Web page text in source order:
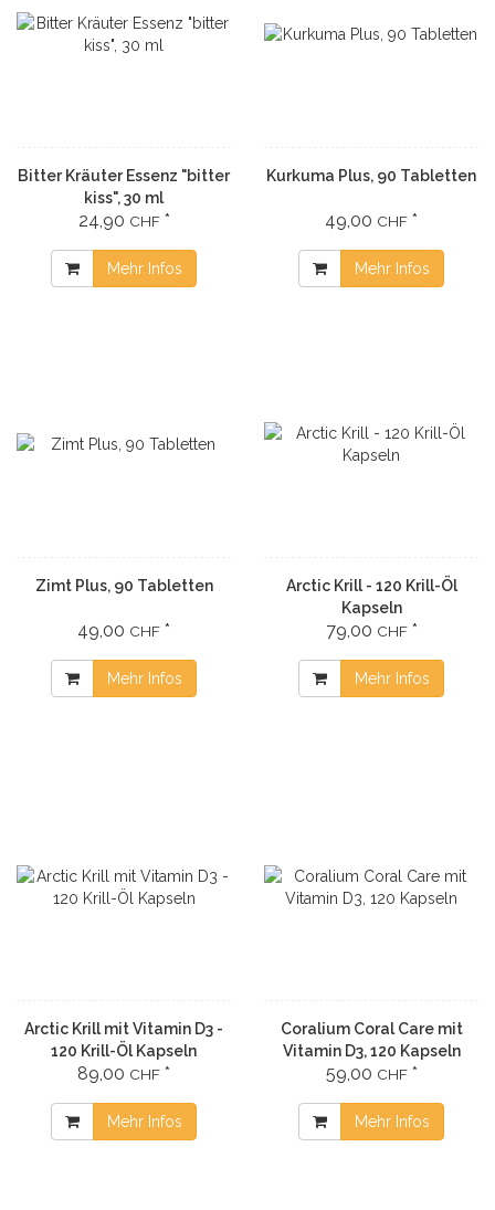
Bitter Kräuter Essenz "bitter
kiss", 30 ml
24,90 CHF*
Mehr Infos
Kurkuma Plus, 90 Tabletten
49,00 CHF *
Mehr Infos
Zimt Plus, 90 Tabletten
49,00 CHF *
Mehr Infos
Arctic Krill - 120 Krill-Öl
Kapseln
79,00 CHF*
Mehr Infos
Arctic Krill mit Vitamin D3 -
120 Krill-Öl Kapseln
89,00 CHF *
Mehr Infos
Coralium Coral Care mit
Vitamin D3, 120 Kapseln
59,00 CHF*
Mehr Infos